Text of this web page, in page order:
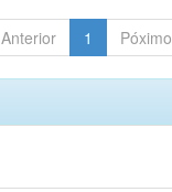
Anterior 1 Póximo